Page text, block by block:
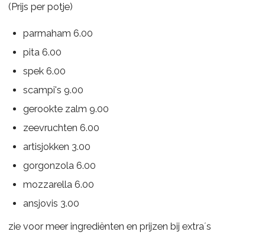
(Prijs per potje)
parmaham 6.00
pita 6.00
spek 6.00
scampi's 9.00
gerookte zalm 9.00
zeevruchten 6.00
artisjokken 3.00
gorgonzola 6.00
mozzarella 6.00
ansjovis 3.00
zie voor meer ingrediënten en prijzen bij extra´s